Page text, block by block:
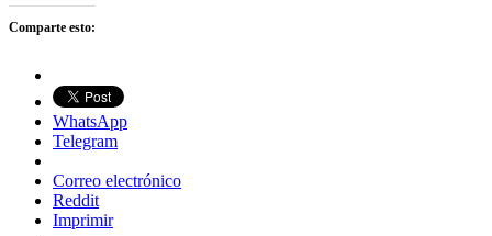
Comparte esto:
WhatsApp
Telegram
Correo electrónico
Reddit
Imprimir